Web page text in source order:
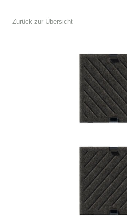
Zurück zur Übersicht
USM U. Schärer Söhne AG, Münsingen
1. Allgemeines
Diese Verkaufs- und
und die Lieferung von Produkten
AG an Endkunden in der Schweiz im
Verkaufs- und Lieferbedingungen auf
Abweichungen und Nebenabreden zu
Verkaufs- und Lieferbedingungen,
Abänderung dieser Bestimmung, sind